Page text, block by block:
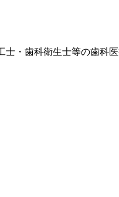
・歯科衛生士等の歯科